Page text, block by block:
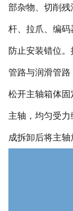
部杂物、切削
杆、拉爪、编码
防止安装错位
管路与润滑管路
松开主轴箱体
主轴，均匀受
成拆卸后将主轴